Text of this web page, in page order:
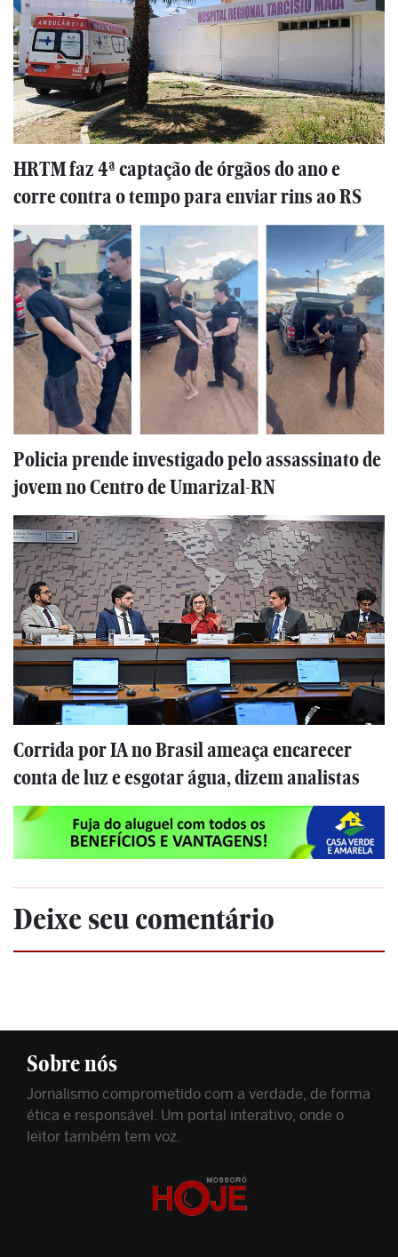
HRTM faz 4ª captação de órgãos do ano e
corre contra o tempo para enviar rins ao RS
Policia prende investigado pelo assassinato de
jovem no Centro de Umarizal-RN
Corrida por IA no Brasil ameaça encarecer
conta de luz e esgotar água, dizem analistas
Deixe seu comentário
Sobre nós
Jornalismo comprometido com a verdade, de forma
ética e responsável. Um portal interativo, onde o
leitor também tem voz.